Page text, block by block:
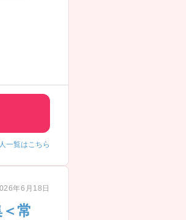
の積める
環境を整え
一覧はこちら
年6月18日
常